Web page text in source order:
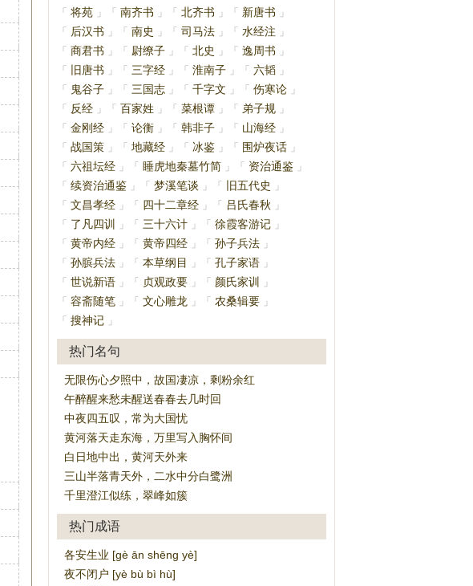
「 将苑 」 「 南齐书 」 「 北齐书 」 「 新唐书
」
「
后汉书 」 「 南史 」 「 司马法 」 「 水经注
」
「 商君书 」 「 尉缭子 」 「 北史 」 「 逸周书
」
「
旧唐书 」 「 三字经 」 「 淮南子 」 「 六韬 」
「
鬼谷子 」 「 三国志 」 「 千字文 」 「 伤寒论 」
「
反经 」 「 百家姓 」 「 菜根谭 」 「 弟子规 」
「 金刚经 」 「 论衡 」 「 韩非子 」 「 山海经 」
「 战国策 」 「 地藏经 」 「 冰鉴 」 「 围炉夜话 」
「 六祖坛经 」 「 睡虎地秦墓竹简 」 「 资治通鉴 」
「 续资治通鉴 」 「 梦溪笔谈 」 「 旧五代史
」
「 文昌孝经 」 「 四十二章经 」 「 吕氏春秋
」
「
了凡四训 」 「 三十六计 」 「 徐霞客游记 」
「 黄帝内经 」 「 黄帝四经 」 「 孙子兵法 」
「 孙膑兵法 」 「 本草纲目 」 「 孔子家语 」
「 世说新语 」 「 贞观政要 」 「 颜氏家训
」
「 容斋随笔 」 「 文心雕龙 」 「 农桑辑要 」
「 搜神记 」
热门名句
无限伤心夕照中，故国凄凉，剩粉余红
午醉醒来愁未醒送春春去几时回
中夜四五叹，常为大国忧
黄河落天走东海，万里写入胸怀间
白日地中出，黄河天外来
三山半落青天外，二水中分白鹭洲
千里澄江似练，翠峰如簇
热门成语
各安生业 [gè ān shēng yè]
夜不闭户 [yè bù bì hù]